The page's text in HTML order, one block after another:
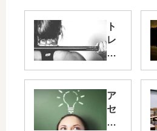
ト
レ
ー
ン
グ
記
ア
セ
チ